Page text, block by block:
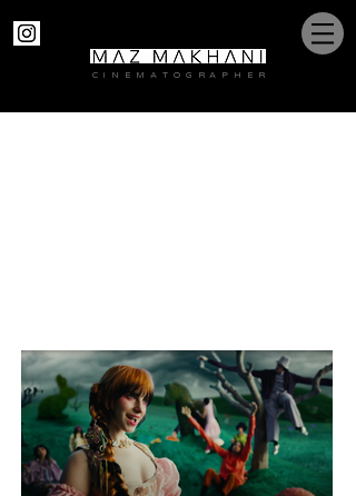
C I N E M A T O G R A P H E R